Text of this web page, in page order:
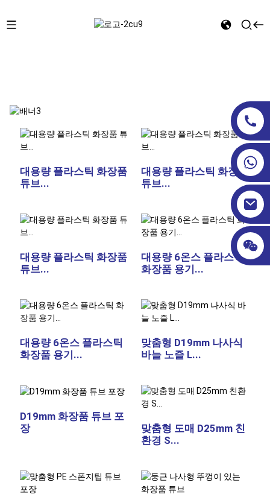
대용량 플라스틱 화장품
튜브...
대용량 플라스틱 화장품
튜브...
대용량 플라스틱 화장품
튜브...
대용량 6온스 플라스틱
화장품 용기...
대용량 6온스 플라스틱
화장품 용기...
맞춤형 D19mm 나사식
바늘 노즐 L...
D19mm 화장품 튜브 포
장
맞춤형 도매 D25mm 친
환경 S...